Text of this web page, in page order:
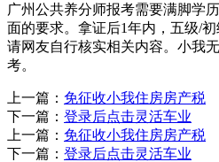
广州公共养分师报考需要满脚学
面的要求。拿证后1年内，五级/初
请网友自行核实相关内容。小我
考。
上一篇： 免征收小我住房房产税
下一篇： 登录后点击灵活车业
上一篇： 免征收小我住房房产税
下一篇： 登录后点击灵活车业